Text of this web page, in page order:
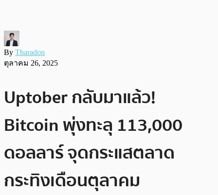
By Tharadon
ตุลาคม 26, 2025
Uptober กลับมาแล้ว!
Bitcoin พุ่งทะลุ 113,000
ดอลลาร์ จุดกระแสตลาด
กระทิงเดือนตุลาคม